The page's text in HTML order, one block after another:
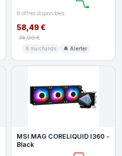
8 offres disponibles
58,49 €
74,99 €
8 marchands 🔔 Alerter
MSI MAG CORELIQUID I360 -
Black